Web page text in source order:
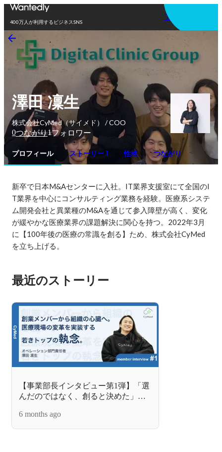
400万人が利用するビジネスSNS
アプリを使う
澤田 凜生
株式会社CyMed（サイメド） / COO
0つながり1フォロワー
プロフィール ストーリー 1 性格 つながり
新卒で日本M&Aセンターに入社。IT業界支援室にて全国のI
T業界を中心にコンサルティング業務を経験。医療系システ
ム開発会社と異業種のM&Aを通じて参入障壁が高く、変化
が緩やかな医療業界の課題解決に関心を持つ。2022年3月
に【100年後の医療の常識を創る】ため、株式会社CyMed
を立ち上げる。
最近のストーリー
【事業部長インタビュー第1弾】「選
んだのではなく、創ると決めた」ー
レガシー領域に全てを懸けて挑む理
由。
6 months ago